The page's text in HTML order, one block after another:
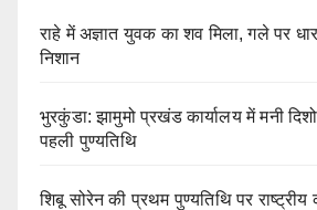
राहे में अज्ञात युवक का शव मिला, गले पर
निशान
भुरकुंडा: झामुमो प्रखंड कार्यालय में मनी
पहली पुण्यतिथि
शिबू सोरेन की प्रथम पुण्यतिथि पर राष्ट्रीय